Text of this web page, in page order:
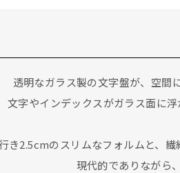
透明なガラス製の文字盤が、空間
文字やインデックスがガラス面に
き2.5cmのスリムなフォルムと、
現代的でありながら